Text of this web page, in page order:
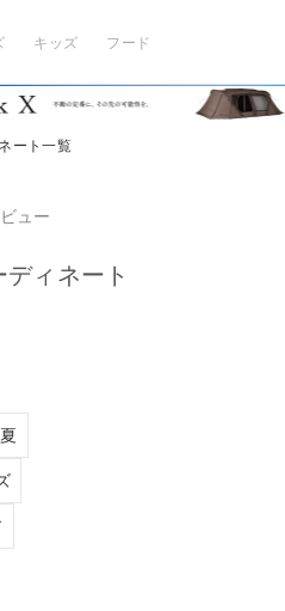
キッズ フード
ート一覧
ュー
ィネート
夏